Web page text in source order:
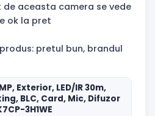
aceasta camera se vede
ok la pret
pretul bun, brandul
Exterior, LED/IR 30m,
BLC, Card, Mic, Difuzor
3H1WE